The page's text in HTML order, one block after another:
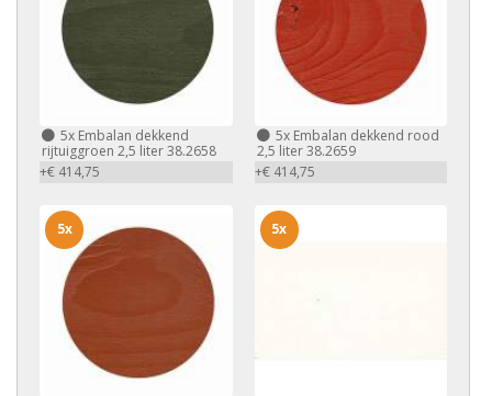
5x Embalan dekkend
rijtuiggroen 2,5 liter 38.2658
+€ 414,75
5xEmbalan dekkend rood
2,5 liter 38.2659
+€ 414,75
5x 5x